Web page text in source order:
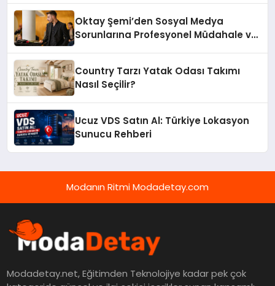
Oktay Şemi’den Sosyal Medya
Sorunlarına Profesyonel Müdahale ve
Country Tarzı Yatak Odası Takımı
Nasıl Seçilir?
Ucuz VDS Satın Al: Türkiye Lokasyon
Sunucu Rehberi
Modanın Ritmi Modadetay.com
Modadetay.net, Eğitimden Teknolojiye kadar pek çok